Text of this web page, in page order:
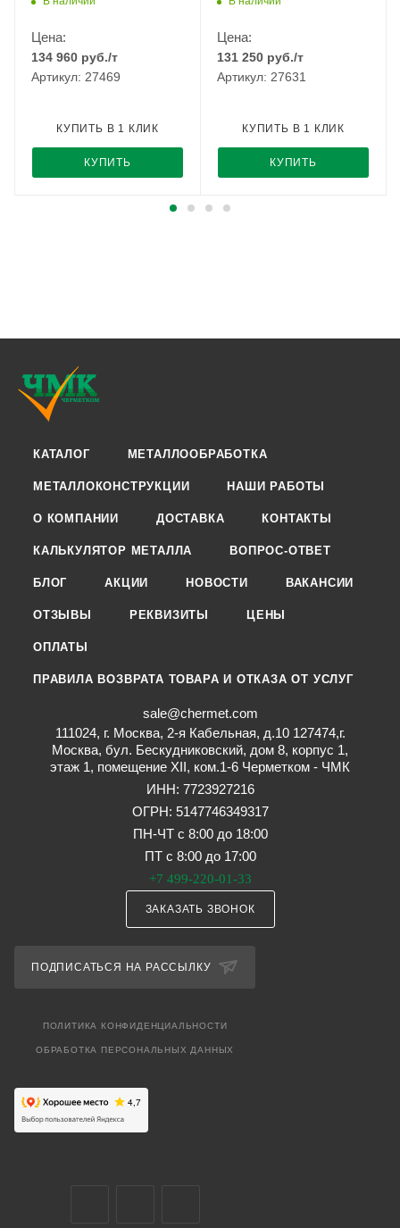
Цена:
134 960 руб./т
Артикул: 27469
КУПИТЬ
КУПИТЬ В 1 КЛИК
Цена:
131 250 руб./т
Артикул: 27631
КУПИТЬ
КУПИТЬ В 1 КЛИК
КАТАЛОГ МЕТАЛЛООБРАБОТКА
МЕТАЛЛОКОНСТРУКЦИИ НАШИ РАБОТЫ
О КОМПАНИИ ДОСТАВКА КОНТАКТЫ
КАЛЬКУЛЯТОР МЕТАЛЛА ВОПРОС-ОТВЕТ
БЛОГ АКЦИИ НОВОСТИ ВАКАНСИИ
ОТЗЫВЫ РЕКВИЗИТЫ ЦЕНЫ
ОПЛАТЫ
ПРАВИЛА ВОЗВРАТА ТОВАРА И ОТКАЗА ОТ УСЛУГ
sale@chermet.com
111024, г. Москва, 2-я Кабельная, д.10 127474,г.
Москва, бул. Бескудниковский, дом 8, корпус 1,
этаж 1, помещение XII, ком.1-6 Черметком - ЧМК
ИНН: 7723927216
ОГРН: 5147746349317
ПН-ЧТ с 8:00 до 18:00
ПТ с 8:00 до 17:00
+7 499-220-01-33
ЗАКАЗАТЬ ЗВОНОК
ПОДПИСАТЬСЯ НА РАССЫЛКУ
ПОЛИТИКА КОНФИДЕНЦИАЛЬНОСТИ
ОБРАБОТКА ПЕРСОНАЛЬНЫХ ДАННЫХ